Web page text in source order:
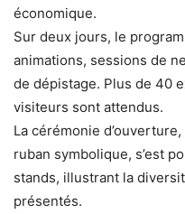
économique.
Sur deux jours, le
animations, sessions de
de dépistage. Plus de 40
visiteurs sont attendus.
La cérémonie
ruban symbolique, s’est
stands, illustrant la
présentés.